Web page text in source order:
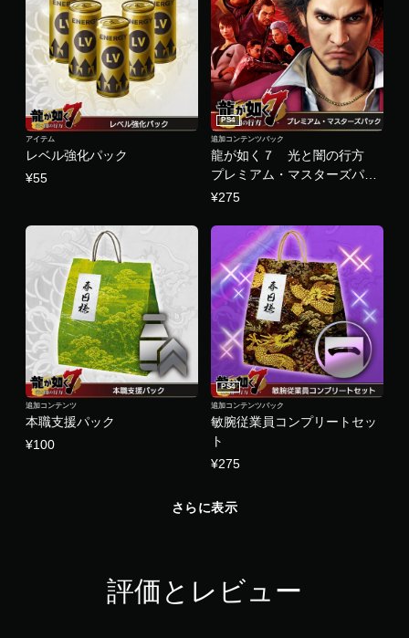
レベル強化パック
アイテム
¥55
龍が如く７ 光と闇の行方
プレミアム・マスターズパッ
ク
PS4
追加コンテンツパック
¥275
本職支援パック
追加コンテンツ
¥100
敏腕従業員コンプリートセッ
ト
PS4
追加コンテンツパック
¥275
さらに表示
評価とレビュー